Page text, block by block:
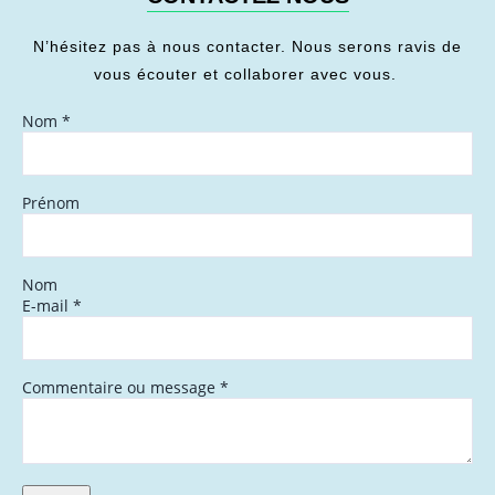
N’hésitez pas à nous contacter. Nous serons ravis de
vous écouter et collaborer avec vous.
Nom *
Prénom
Nom
E-mail *
Commentaire ou message *